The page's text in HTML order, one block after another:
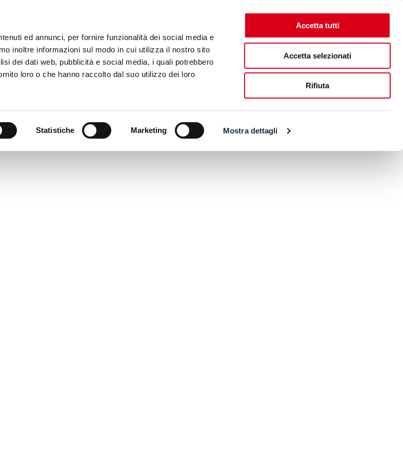
ed annunci, per fornire funzionalità dei social media e
inoltre informazioni sul modo in cui utilizza il nostro sito
dei dati web, pubblicità e social media, i quali potrebbero
loro o che hanno raccolto dal suo utilizzo dei loro
Statistiche Marketing Mostra dettagli
Accetta tutti
Accetta selezionati
Rifiuta
KB